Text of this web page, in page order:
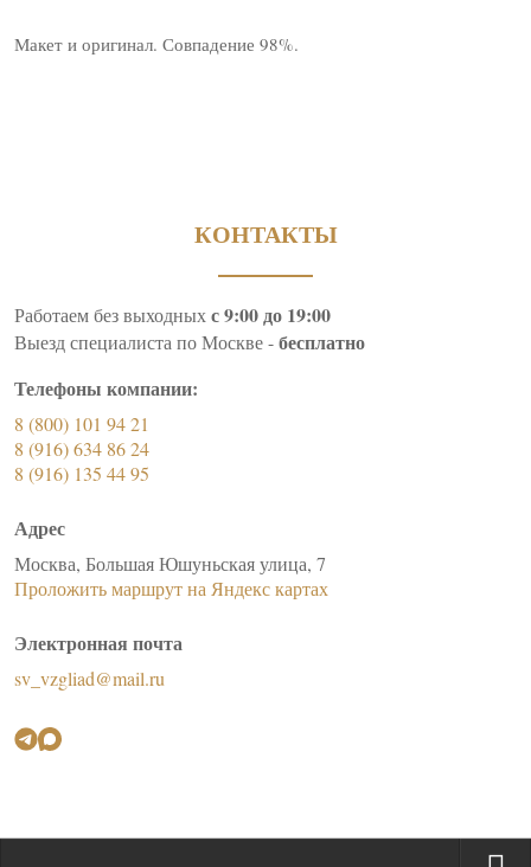
Макет и оригинал. Совпадение 98%.
КОНТАКТЫ
Работаем без выходныхс 9:00 до 19:00
Выезд специалиста по Москве -бесплатно
Телефоны компании:
8 (800) 101 94 21
8 (916) 634 86 24
8 (916) 135 44 95
Адрес
Москва, Большая Юшуньская улица, 7
Проложить маршрут на Яндекс картах
Электронная почта
sv_vzgliad@mail.ru